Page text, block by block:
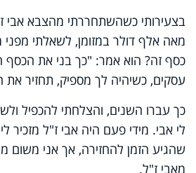
בצעירותי כשהשתחררתי מהצבא אבי
מאה אלף דולר במזומן, לשאלתי מפני
כסף זה? הוא אמר: "כך בני את הכסף
עסקים, כשיהיה לך מספיק, תחזיר את
כך עברו השנים, והצלחתי להכפיל
לי אבי. מידי פעם היה אבי ז"ל מזכיר
שהגיע הזמן להחזירה, אך אני
מאבי ז"ל.